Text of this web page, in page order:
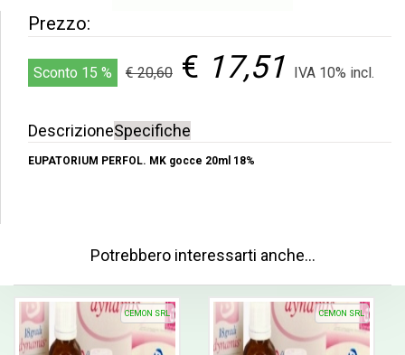
Prezzo:
Sconto 15 % € 20,60 € 17,51 IVA 10% incl.
DescrizioneSpecifiche
EUPATORIUM PERFOL. MK gocce 20ml 18%
Potrebbero interessarti anche…
CEMON SRL CEMON SRL